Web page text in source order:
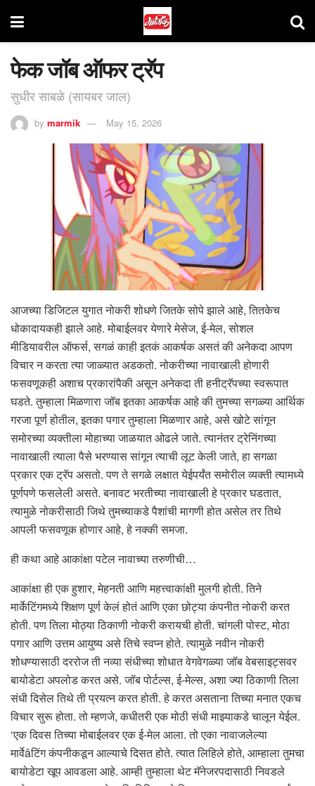
फेक जॉब ऑफर ट्रॅप
सुधीर साबळे (सायबर जाल)
by marmik May 15, 2026
आजच्या डिजिटल युगात नोकरी शोधणे जितके सोपे झाले आहे, तितकेच
धोकादायकही झाले आहे. मोबाईलवर येणारे मेसेज, ई-मेल, सोशल
मीडियावरील ऑफर्स, सगळं काही इतकं आकर्षक असतं की अनेकदा आपण
विचार न करता त्या जाळ्यात अडकतो. नोकरीच्या नावाखाली होणारी
फसवणूकही अशाच प्रकारांपैकी असून अनेकदा ती हनीट्रॅपच्या स्वरूपात
घडते. तुम्हाला मिळणारा जॉब इतका आकर्षक आहे की तुमच्या सगळ्या आर्थिक
गरजा पूर्ण होतील, इतका पगार तुम्हाला मिळणार आहे, असे खोटे सांगून
समोरच्या व्यक्तीला मोहाच्या जाळयात ओढले जाते. त्यानंतर ट्रेनिंगच्या
नावाखाली त्याला पैसे भरण्यास सांगून त्याची लूट केली जाते, हा सगळा
प्रकार एक ट्रॅप असतो. पण ते सगळे लक्षात येईपर्यंत समोरील व्यक्ती त्यामध्ये
पूर्णपणे फसलेली असते. बनावट भरतीच्या नावाखाली हे प्रकार घडतात,
त्यामुळे नोकरीसाठी जिथे तुमच्याकडे पैशांची मागणी होत असेल तर तिथे
आपली फसवणूक होणार आहे, हे नक्की समजा.
ही कथा आहे आकांक्षा पटेल नावाच्या तरुणीची…
आकांक्षा ही एक हुशार, मेहनती आणि महत्त्वाकांक्षी मुलगी होती. तिने
मार्केटिंगमध्ये शिक्षण पूर्ण केलं होतं आणि एका छोट्या कंपनीत नोकरी करत
होती. पण तिला मोठ्या ठिकाणी नोकरी करायची होती. चांगली पोस्ट, मोठा
पगार आणि उत्तम आयुष्य असे तिचे स्वप्न होते. त्यामुळे नवीन नोकरी
शोधण्यासाठी दररोज ती नव्या संधीच्या शोधात वेगवेगळ्या जॉब वेबसाइट्सवर
बायोडेटा अपलोड करत असे. जॉब पोर्टल्स, ई-मेल्स, अशा ज्या ठिकाणी तिला
संधी दिसेल तिथे ती प्रयत्न करत होती. हे करत असताना तिच्या मनात एकच
विचार सुरू होता. तो म्हणजे, कधीतरी एक मोठी संधी माझ्याकडे चालून येईल.
‘एक दिवस तिच्या मोबाईलवर एक ई-मेल आला. तो एका नावाजलेल्या
मार्वेâटिंग कंपनीकडून आल्याचे दिसत होते. त्यात लिहिले होते, आम्हाला तुमचा
बायोडेटा खूप आवडला आहे. आम्ही तुम्हाला थेट मॅनेजरपदासाठी निवडले